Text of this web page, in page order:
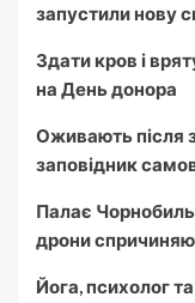
запустили нову
Здати кров і
на День донора
Оживають після
заповідник
Палає
дрони
Йога, психолог